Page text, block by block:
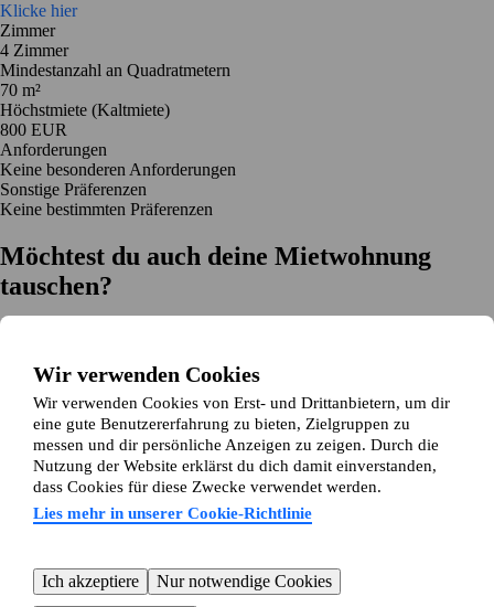
Wir verwenden Cookies
Wir verwenden Cookies von Erst- und Drittanbietern, um dir
eine gute Benutzererfahrung zu bieten, Zielgruppen zu
messen und dir persönliche Anzeigen zu zeigen. Durch die
Nutzung der Website erklärst du dich damit einverstanden,
dass Cookies für diese Zwecke verwendet werden.
Lies mehr in unserer Cookie-Richtlinie
Ich akzeptiere Nur notwendige Cookies
Klicke hier
Zimmer
4 Zimmer
Mindestanzahl an Quadratmetern
70 m²
Höchstmiete (Kaltmiete)
800 EUR
Anforderungen
Keine besonderen Anforderungen
Sonstige Präferenzen
Keine bestimmten Präferenzen
Möchtest du auch deine Mietwohnung
tauschen?
Einfache Registrierung in 2 Minuten
Jetzt gratis loslegen
Loslegen
Jetzt gratis loslegen Anzeigen suchenAnmelden
Mehr lesen
Neuigkeiten und Tipps
Über Wohnungsswap.de
Kundenservice
Hilfe